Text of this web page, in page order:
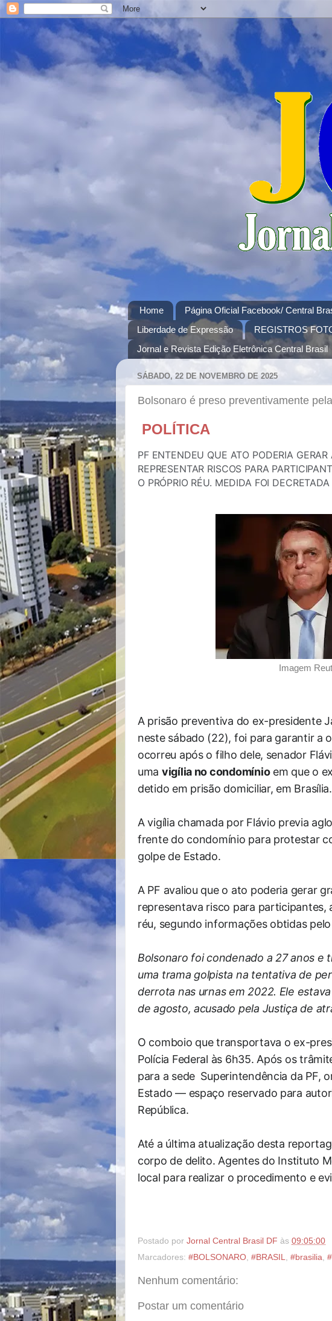
Home Página Oficial Facebook/ Central
Liberdade de Expressão
REGISTROS
Jornal e Revista Edição Eletrônica Central Brasil
SÁBADO, 22 DE NOVEMBRO DE 2025
Bolsonaro é preso preventivamente
POLÍTICA
PF ENTENDEU QUE ATO PODERIA GERAR
REPRESENTAR RISCOS PARA
O PRÓPRIO RÉU. MEDIDA FOI
Imagem
A prisão preventiva do ex-presidente
neste sábado (22), foi para garantir a
ocorreu após o filho dele, senador
uma vigília no condomínioem que o
detido em prisão domiciliar, em Brasília.
A vigília chamada por Flávio previa
frente do condomínio para protestar
golpe de Estado.
A PF avaliou que o ato poderia gerar
representava risco para participantes,
réu, segundo informações obtidas pelo
Bolsonaro foi condenado a 27 anos e
uma trama golpista na tentativa de
derrota nas urnas em 2022. Ele
de agosto, acusado pela Justiça de
O comboio que transportava o ex-
Polícia Federal às 6h35. Após os
para a sede Superintendência da PF,
Estado — espaço reservado para
República.
Até a última atualização desta
corpo de delito. Agentes do Instituto
local para realizar o procedimento e
Postado por Jornal Central Brasil DF às 09:05:00
Marcadores: #BOLSONARO, #BRASIL, #brasilia,
Nenhum comentário:
Postar um comentário